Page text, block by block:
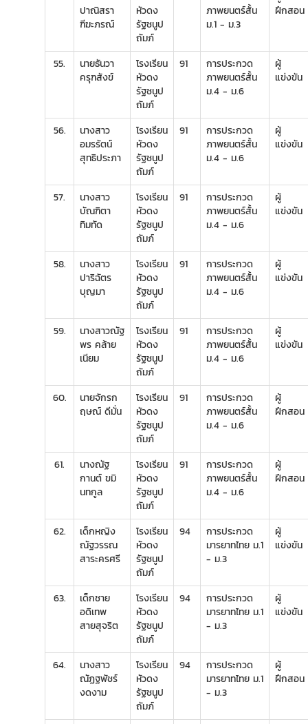
ปาณิสรา
ฑีฆะภรณ์
หัวดง
รัฐชนูป
ถัมภ์
ภาพยนตร์สั้น
ม.1 - ม.3
ฝึกสอน
55.
นายธันวา
ครุฑสังข์
โรงเรียน
หัวดง
รัฐชนูป
ถัมภ์
91
การประกวด
ภาพยนตร์สั้น
ม.4 - ม.6
ผู้
แข่งขัน
56.
นางสาว
อมรรัตน์
สุทธิประภา
โรงเรียน
หัวดง
รัฐชนูป
ถัมภ์
91
การประกวด
ภาพยนตร์สั้น
ม.4 - ม.6
ผู้
แข่งขัน
57.
นางสาว
บัณฑิตา
ทิมทัด
โรงเรียน
หัวดง
รัฐชนูป
ถัมภ์
91
การประกวด
ภาพยนตร์สั้น
ม.4 - ม.6
ผู้
แข่งขัน
58.
นางสาว
ปาริฉัตร
บุญมา
โรงเรียน
หัวดง
รัฐชนูป
ถัมภ์
91
การประกวด
ภาพยนตร์สั้น
ม.4 - ม.6
ผู้
แข่งขัน
59.
นางสาวณัฐ
พร คล้าย
เนียม
โรงเรียน
หัวดง
รัฐชนูป
ถัมภ์
91
การประกวด
ภาพยนตร์สั้น
ม.4 - ม.6
ผู้
แข่งขัน
60.
นายจักรก
ฤษณ์ ดีมั่น
โรงเรียน
หัวดง
รัฐชนูป
ถัมภ์
91
การประกวด
ภาพยนตร์สั้น
ม.4 - ม.6
ผู้
ฝึกสอน
61.
นางณัฐ
กานต์ ขมิ
นทกูล
โรงเรียน
หัวดง
รัฐชนูป
ถัมภ์
91
การประกวด
ภาพยนตร์สั้น
ม.4 - ม.6
ผู้
ฝึกสอน
62.
เด็กหญิง
ณัฐวรรณ
สาระครศรี
โรงเรียน
หัวดง
รัฐชนูป
ถัมภ์
94
การประกวด
มารยาทไทย ม.1
- ม.3
ผู้
แข่งขัน
63.
เด็กชาย
อดิเทพ
สายสุจริต
โรงเรียน
หัวดง
รัฐชนูป
ถัมภ์
94
การประกวด
มารยาทไทย ม.1
- ม.3
ผู้
แข่งขัน
64.
นางสาว
ณัฏฐพัชร์
งดงาม
โรงเรียน
หัวดง
รัฐชนูป
ถัมภ์
94
การประกวด
มารยาทไทย ม.1
- ม.3
ผู้
ฝึกสอน